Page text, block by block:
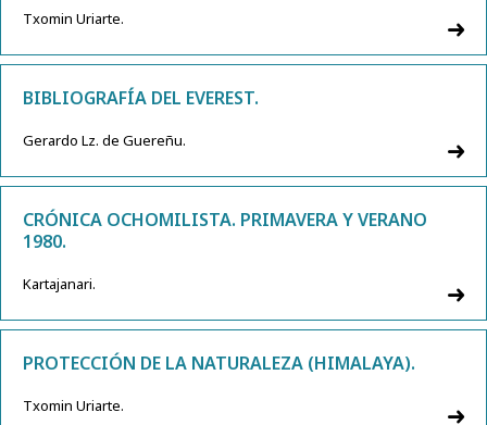
Txomin Uriarte.
BIBLIOGRAFÍA DEL EVEREST.
Gerardo Lz. de Guereñu.
CRÓNICA OCHOMILISTA. PRIMAVERA Y VERANO
1980.
Kartajanari.
PROTECCIÓN DE LA NATURALEZA (HIMALAYA).
Txomin Uriarte.